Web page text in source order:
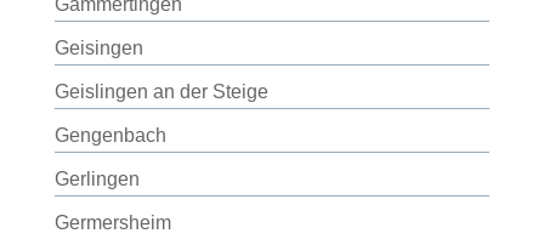
Gammertingen
Geisingen
Geislingen an der Steige
Gengenbach
Gerlingen
Germersheim